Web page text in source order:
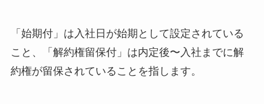
「始期付」は入社日が始期として設定されている
こと、「解約権留保付」は内定後〜入社までに解
約権が留保されていることを指します。